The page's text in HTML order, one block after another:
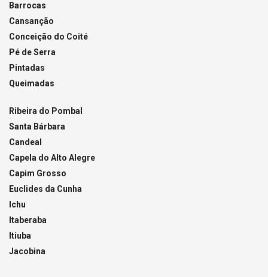
Barrocas
Cansanção
Conceição do Coité
Pé de Serra
Pintadas
Queimadas
Ribeira do Pombal
Santa Bárbara
Candeal
Capela do Alto Alegre
Capim Grosso
Euclides da Cunha
Ichu
Itaberaba
Itiuba
Jacobina